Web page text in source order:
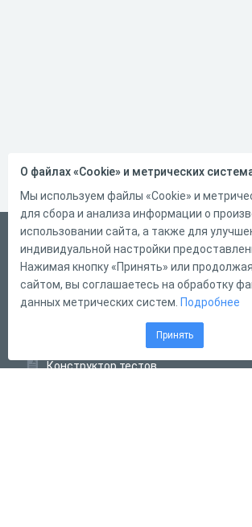
Русский
Справка
Форма обратной связи
Конструктор тестов
О файлах «Cookie» и метрических
Мы используем файлы «Cookie» и
для сбора и анализа информации о
использовании сайта, а также для
индивидуальной настройки
Нажимая кнопку «Принять» или
сайтом, вы соглашаетесь на обработку
данных метрических систем. Подробнее
Принять